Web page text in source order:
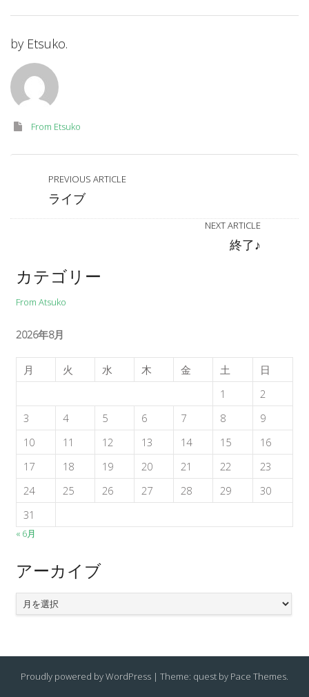
by Etsuko.
From Etsuko
PREVIOUS ARTICLE
ライブ
NEXT ARTICLE
終了♪
カテゴリー
From Atsuko
2026年8月
月 火 水 木 金 土
日
1
2
3
4 5 6 7 8
9
10
11 12 13 14 15
16
17
18 19 20 21 22
23
24
25 26 27 28 29
30
31
« 6月
アーカイブ
ア
ー
Proudly powered by WordPress | Theme: quest by Pace Themes.